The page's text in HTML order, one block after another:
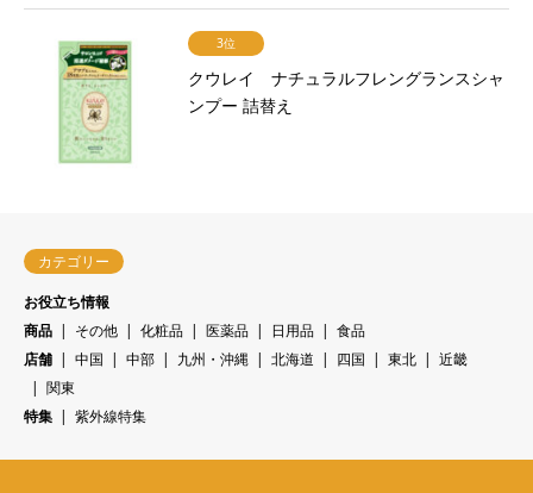
3位
クウレイ ナチュラルフレングランスシャ
ンプー 詰替え
カテゴリー
お役立ち情報
商品
その他 化粧品 医薬品 日用品
食品
店舗
中国 中部 九州・沖縄 北海道 四国 東北
近畿
関東
特集
紫外線特集